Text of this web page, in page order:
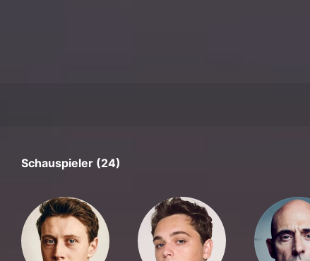
Schauspieler (24)